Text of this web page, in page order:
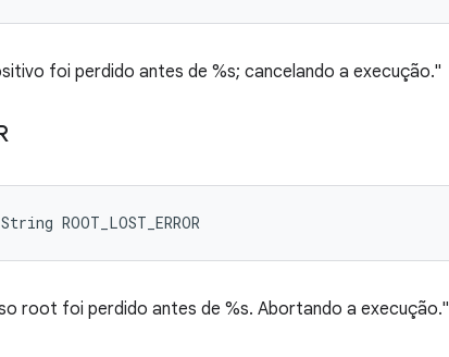
foi perdido antes de %s; cancelando a execução."
ROOT_LOST_ERROR
root foi perdido antes de %s. Abortando a execução."